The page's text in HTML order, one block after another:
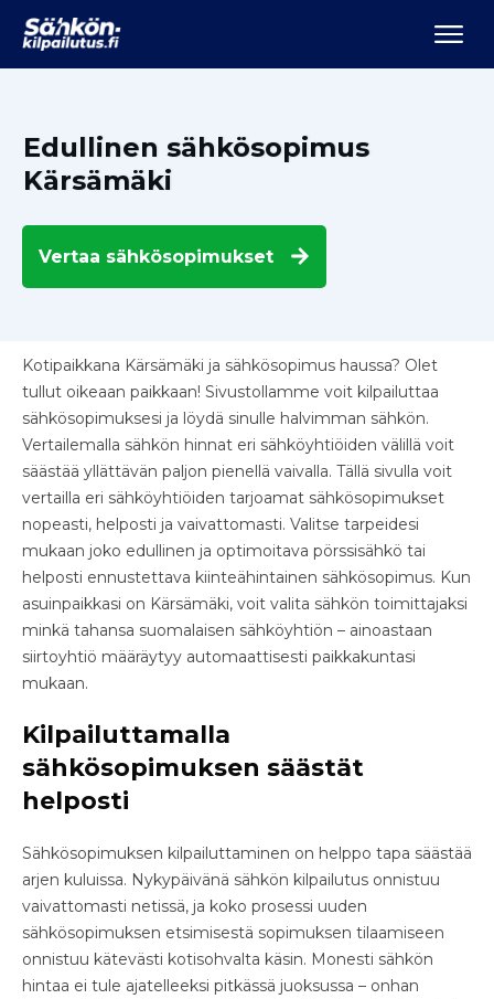
Edullinen sähkösopimus
Kärsämäki
Vertaa sähkösopimukset
Kotipaikkana Kärsämäki ja sähkösopimus haussa? Olet
tullut oikeaan paikkaan! Sivustollamme voit kilpailuttaa
sähkösopimuksesi ja löydä sinulle halvimman sähkön.
Vertailemalla sähkön hinnat eri sähköyhtiöiden välillä voit
säästää yllättävän paljon pienellä vaivalla. Tällä sivulla voit
vertailla eri sähköyhtiöiden tarjoamat sähkösopimukset
nopeasti, helposti ja vaivattomasti. Valitse tarpeidesi
mukaan joko edullinen ja optimoitava pörssisähkö tai
helposti ennustettava kiinteähintainen sähkösopimus. Kun
asuinpaikkasi on Kärsämäki, voit valita sähkön toimittajaksi
minkä tahansa suomalaisen sähköyhtiön – ainoastaan
siirtoyhtiö määräytyy automaattisesti paikkakuntasi
mukaan.
Kilpailuttamalla
sähkösopimuksen säästät
helposti
Sähkösopimuksen kilpailuttaminen on helppo tapa säästää
arjen kuluissa. Nykypäivänä sähkön kilpailutus onnistuu
vaivattomasti netissä, ja koko prosessi uuden
sähkösopimuksen etsimisestä sopimuksen tilaamiseen
onnistuu kätevästi kotisohvalta käsin. Monesti sähkön
hintaa ei tule ajatelleeksi pitkässä juoksussa – onhan